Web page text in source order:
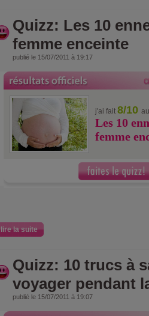
Quizz: Les 10
femme enceinte
publié le 15/07/2011 à 19:17
j'ai fait 8/10
Les 10
femme
lire la suite
Quizz: 10 trucs à
voyager pendant
publié le 15/07/2011 à 19:07